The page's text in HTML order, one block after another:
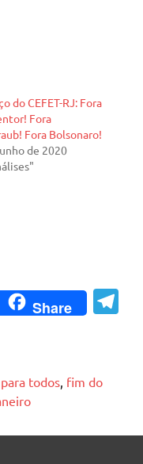
do CEFET-RJ: Fora
Fora
Fora Bolsonaro!
de 2020
Share
m
todos fim do